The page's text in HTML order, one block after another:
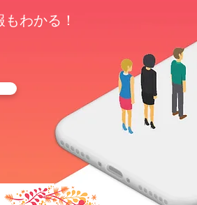
わかる！